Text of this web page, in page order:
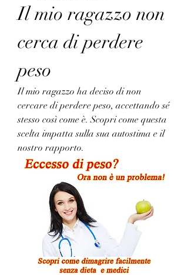
Il mio ragazzo non
cerca di perdere
peso
Il mio ragazzo ha deciso di non
cercare di perdere peso, accettando sé
stesso così come è. Scopri come questa
scelta impatta sulla sua autostima e il
nostro rapporto.